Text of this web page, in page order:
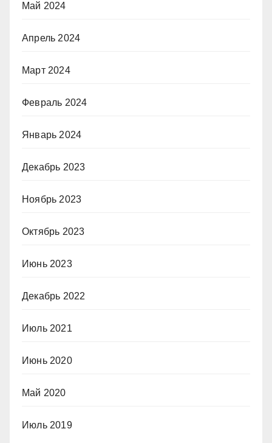
Май 2024
Апрель 2024
Март 2024
Февраль 2024
Январь 2024
Декабрь 2023
Ноябрь 2023
Октябрь 2023
Июнь 2023
Декабрь 2022
Июль 2021
Июнь 2020
Май 2020
Июль 2019